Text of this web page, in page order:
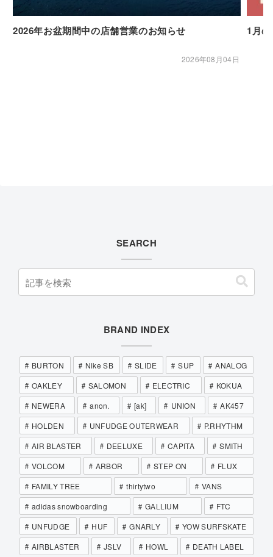
2026年お盆期間中の店舗営業のお知らせ
2026年08月04日
1月
SEARCH
BRAND INDEX
BURTON Nike SB SLIDE SUP
ANALOG
OAKLEY
SALOMON ELECTRIC
KOKUA
NEWERA
anon. [ak] UNION
AK457
HOLDEN
UNFUDGE OUTERWEAR
P.RHYTHM
AIR BLASTER
DEELUXE CAPITA
SMITH
VOLCOM
ARBOR STEP ON
FLUX
FAMILY TREE
thirtytwo
VANS
adidas snowboarding
GALLIUM
FTC
UNFUDGE
HUF GNARLY
YOW SURFSKATE
AIRBLASTER
JSLV HOWL
DEATH LABEL